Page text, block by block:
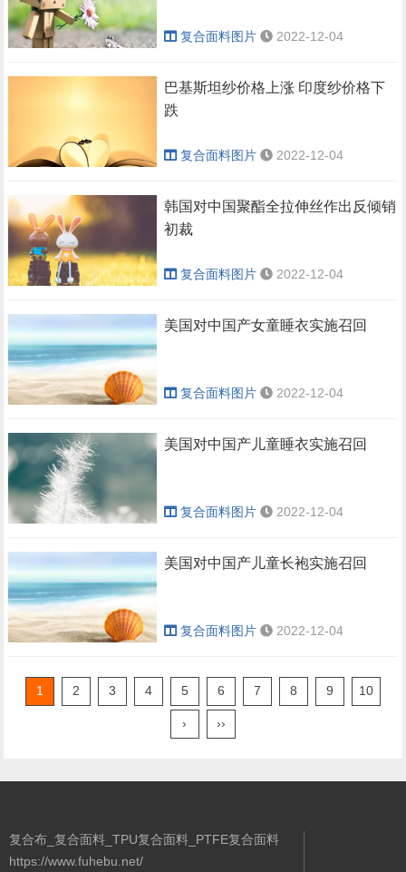
复合面料图片 2022-12-04
巴基斯坦纱价格上涨 印度纱价格下
跌
复合面料图片 2022-12-04
韩国对中国聚酯全拉伸丝作出反倾销
初裁
复合面料图片 2022-12-04
美国对中国产女童睡衣实施召回
复合面料图片 2022-12-04
美国对中国产儿童睡衣实施召回
复合面料图片 2022-12-04
美国对中国产儿童长袍实施召回
复合面料图片 2022-12-04
1 2 3 4 5 6 7 8 9 10
› ››
复合布_复合面料_TPU复合面料_PTFE复合面料
https://www.fuhebu.net/